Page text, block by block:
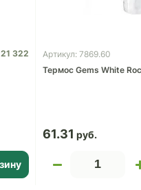
21 322
Артикул: 7869.60
Термос Gems White
61.31